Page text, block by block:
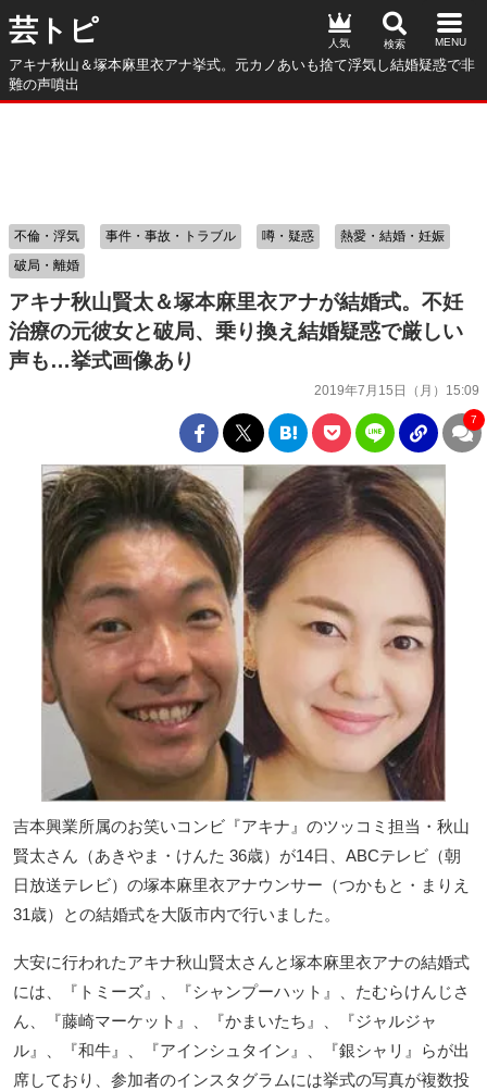
芸トピ
アキナ秋山＆塚本麻里衣アナ挙式。元カノあいも捨て浮気し結婚疑惑で非
難の声噴出
人気
アキナ秋山賢太＆塚本麻里衣アナが結婚式。不妊
治療の元彼女と破局、乗り換え結婚疑惑で厳しい
声も…挙式画像あり
2019年7月15日（月）15:09
不倫・浮気 事件・事故・トラブル 噂・疑惑
熱愛・結婚・妊娠
破局・離婚
7
吉本興業所属のお笑いコンビ『アキナ』のツッコミ担当・秋山
賢太さん（あきやま・けんた 36歳）が14日、ABCテレビ（朝
日放送テレビ）の塚本麻里衣アナウンサー（つかもと・まりえ
31歳）との結婚式を大阪市内で行いました。
大安に行われたアキナ秋山賢太さんと塚本麻里衣アナの結婚式
には、『トミーズ』、『シャンプーハット』、たむらけんじさ
ん、『藤崎マーケット』、『かまいたち』、『ジャルジャ
ル』、『和牛』、『アインシュタイン』、『銀シャリ』らが出
席しており、参加者のインスタグラムには挙式の写真が複数投